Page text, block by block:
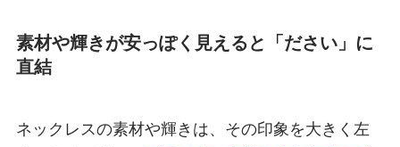
素材や輝きが安っぽく見えると「ださい」に
直結
ネックレスの素材や輝きは、その印象を大きく左